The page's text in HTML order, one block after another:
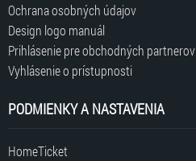
Ochrana osobných údajov
Design logo manuál
Prihlásenie pre obchodných partnerov
Vyhlásenie o prístupnosti
PODMIENKY A NASTAVENIA
HomeTicket